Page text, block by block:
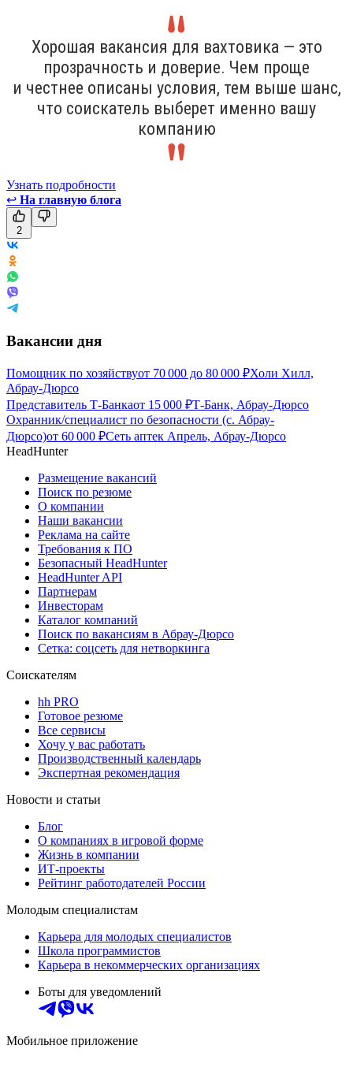
Хорошая вакансия для вахтовика — это
прозрачность и доверие. Чем проще
и честнее описаны условия, тем выше шанс,
что соискатель выберет именно вашу
компанию
Узнать подробности
↩ На главную блога
2
Вакансии дня
Помощник по хозяйствуот 70 000 до 80 000 ₽Холи Хилл,
Абрау-Дюрсо
Представитель Т-Банкаот 15 000 ₽Т-Банк, Абрау-Дюрсо
Охранник/специалист по безопасности (с. Абрау-
Дюрсо)от 60 000 ₽Сеть аптек Апрель, Абрау-Дюрсо
HeadHunter
Размещение вакансий
Поиск по резюме
О компании
Наши вакансии
Реклама на сайте
Требования к ПО
Безопасный HeadHunter
HeadHunter API
Партнерам
Инвесторам
Каталог компаний
Поиск по вакансиям в Абрау-Дюрсо
Сетка: соцсеть для нетворкинга
Соискателям
hh PRO
Готовое резюме
Все сервисы
Хочу у вас работать
Производственный календарь
Экспертная рекомендация
Новости и статьи
Блог
О компаниях в игровой форме
Жизнь в компании
ИТ-проекты
Рейтинг работодателей России
Молодым специалистам
Карьера для молодых специалистов
Школа программистов
Карьера в некоммерческих организациях
Боты для уведомлений
Мобильное приложение